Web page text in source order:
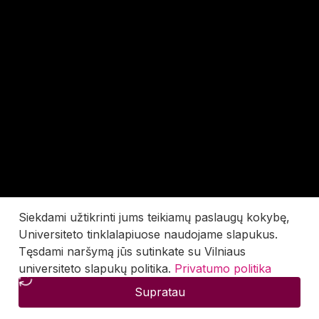
Siekdami užtikrinti jums teikiamų paslaugų kokybę,
Universiteto tinklalapiuose naudojame slapukus.
Tęsdami naršymą jūs sutinkate su Vilniaus
universiteto slapukų politika. Privatumo politika
Supratau